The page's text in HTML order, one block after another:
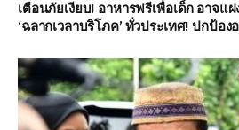
เตือนภัยเงียบ! อาหารฟรีเพื่อเด็ก อาจแ
‘ฉลากเวลาบริโภค’ ทั่วประเทศ! ปกป้อ